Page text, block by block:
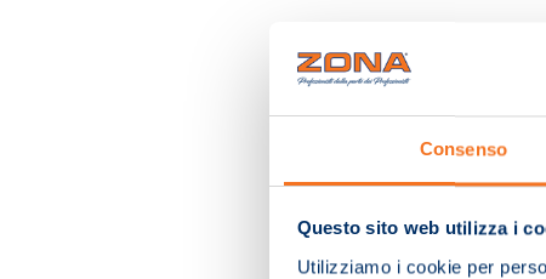
Consenso
Questo sito web utilizza i
Utilizziamo i cookie per